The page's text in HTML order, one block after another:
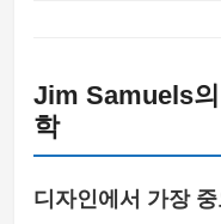
Jim Samuels
학
디자인에서 가장